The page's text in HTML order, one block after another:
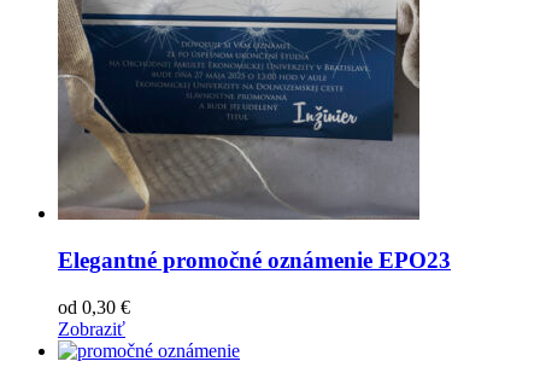
Elegantné promočné oznámenie EPO23
od 0,30 €
Zobraziť